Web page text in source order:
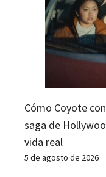
Cómo Coyote
saga de
vida real
5 de agosto de 2026